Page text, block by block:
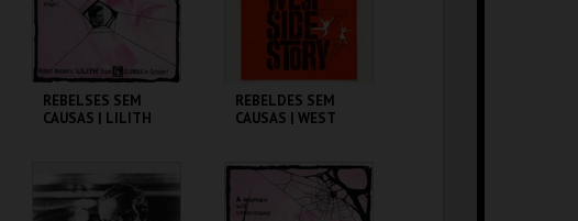
REBELSES SEM
CAUSAS | LILITH
REBELDES SEM
CAUSAS | WEST
CINEMATECA